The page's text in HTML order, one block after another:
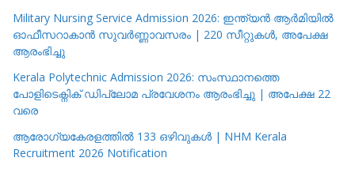
Military Nursing Service Admission 2026: ഇന്ത്യൻ ആർമിയിൽ
ഓഫീസറാകാൻ സുവർണ്ണാവസരം | 220 സീറ്റുകൾ, അപേക്ഷ
ആരംഭിച്ചു
Kerala Polytechnic Admission 2026: സംസ്ഥാനത്തെ
പോളിടെക്നിക് ഡിപ്ലോമ പ്രവേശനം ആരംഭിച്ചു | അപേക്ഷ 22
വരെ
ആരോഗ്യകേരളത്തിൽ 133 ഒഴിവുകൾ | NHM Kerala
Recruitment 2026 Notification